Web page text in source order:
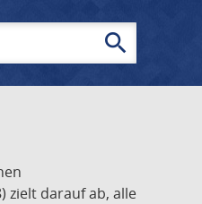
search
zielt darauf ab, alle